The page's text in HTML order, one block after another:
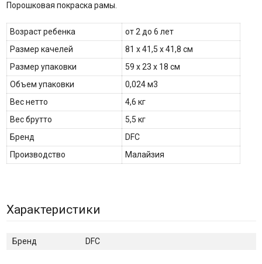
Порошковая покраска рамы.
Возраст ребенка
от 2 до 6 лет
Размер качелей
81 х 41,5 х 41,8 см
Размер упаковки
59 х 23 х 18 см
Объем упаковки
0,024 м3
Вес нетто
4,6 кг
Вес брутто
5,5 кг
Бренд
DFC
Производство
Малайзия
Характеристики
Бренд DFC